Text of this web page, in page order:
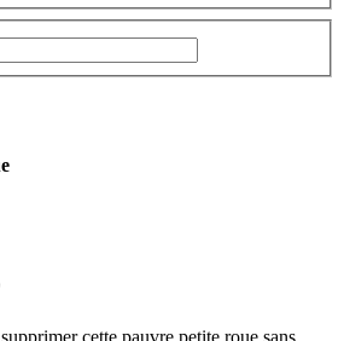
cette pauvre petite roue sans